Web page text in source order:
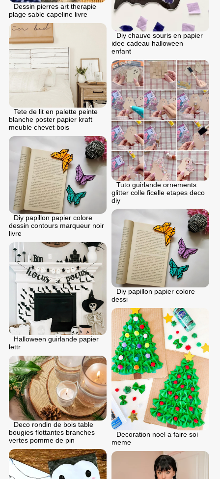
Dessin pierres art therapie
plage sable capeline livre
Diy chauve souris en papier
idee cadeau halloween
enfant
Tete de lit en palette peinte
blanche poster papier kraft
meuble chevet bois
Tuto guirlande ornements
glitter colle ficelle etapes deco
diy
Diy papillon papier colore
dessin contours marqueur noir
livre
Diy papillon papier colore
dessi
Halloween guirlande papier
lettr
Decoration noel a faire soi
meme
Deco rondin de bois table
bougies flottantes branches
vertes pomme de pin